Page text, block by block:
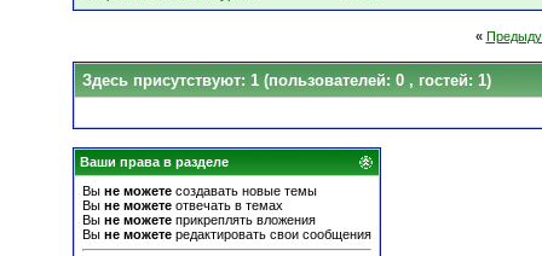
«
Здесь присутствуют: 1 (пользователей: 0 , гостей: 1)
Ваши права в разделе
Вы не можете создавать новые темы
Вы не можете отвечать в темах
Вы не можете прикреплять вложения
Вы не можете редактировать свои сообщения